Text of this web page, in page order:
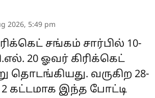
2026, 5:49 pm
சங்கம் சார்பில் 10-
. 20 ஓவர் கிரிக்கெட்
தொடங்கியது. வருகிற 28-
கட்டமாக இந்த போட்டி